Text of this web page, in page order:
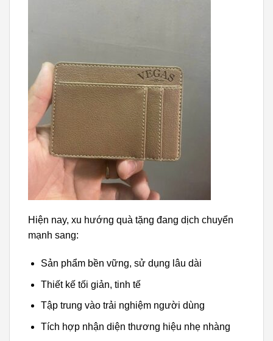
Hiện nay, xu hướng quà tặng đang dịch chuyển
mạnh sang:
Sản phẩm bền vững, sử dụng lâu dài
Thiết kế tối giản, tinh tế
Tập trung vào trải nghiệm người dùng
Tích hợp nhận diện thương hiệu nhẹ nhàng